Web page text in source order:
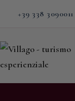
+39 338 3090011
Home